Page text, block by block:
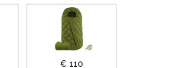
€ 110